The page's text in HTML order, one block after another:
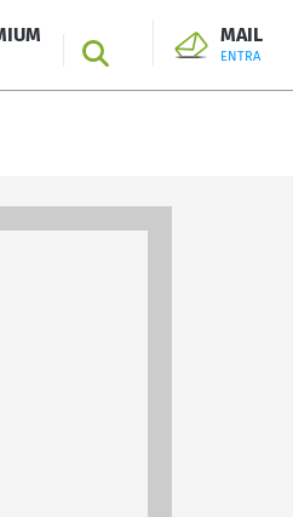
SEARCH
MAIL
ENTRA